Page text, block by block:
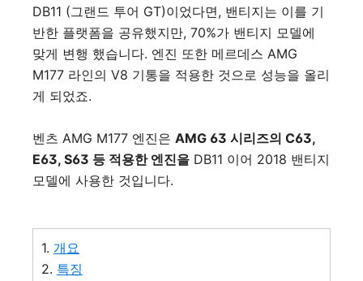
DB11 (그랜드 투어 GT)이었다면, 밴티지는 이를 기
반한 플랫폼을 공유했지만, 70%가 밴티지 모델에
맞게 변행 했습니다. 엔진 또한 메르데스 AMG
M177 라인의 V8 기통을 적용한 것으로 성능을 올리
게 되었죠.
벤츠 AMG M177 엔진은 AMG 63 시리즈의 C63,
E63, S63 등 적용한 엔진을 DB11 이어 2018 밴티지
모델에 사용한 것입니다.
1. 개요
2. 특징